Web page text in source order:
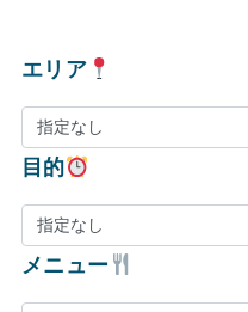
エリア
目的
メニュー